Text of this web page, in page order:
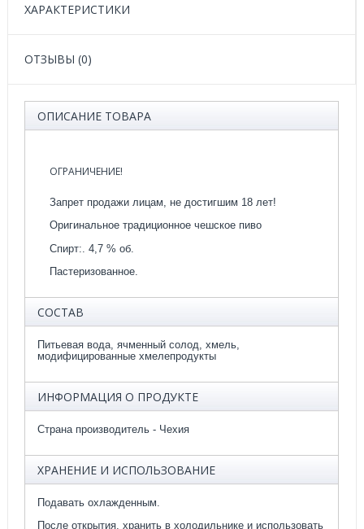
ХАРАКТЕРИСТИКИ
ОТЗЫВЫ (0)
ОПИСАНИЕ ТОВАРА
ОГРАНИЧЕНИЕ!
Запрет продажи лицам, не достигшим 18 лет!
Оригинальное традиционное чешское пиво
Спирт:. 4,7 % об.
Пастеризованное.
СОСТАВ
Питьевая вода, ячменный солод, хмель,
модифицированные хмелепродукты
ИНФОРМАЦИЯ О ПРОДУКТЕ
Страна производитель - Чехия
ХРАНЕНИЕ И ИСПОЛЬЗОВАНИЕ
Подавать охлажденным.
После открытия, хранить в холодильнике и использовать